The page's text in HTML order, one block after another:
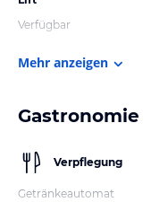
Verfügbar
Mehr anzeigen
Gastronomie
Verpflegung
Getränkeautomat